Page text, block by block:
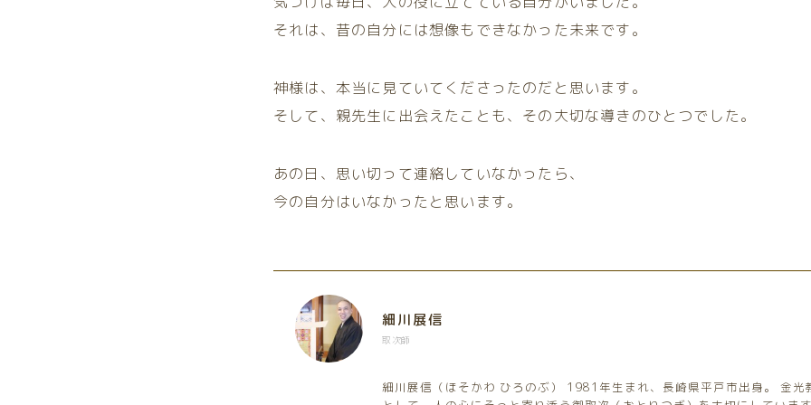
それは、昔の自分には想像もできなかった未来です。
神様は、本当に見ていてくださったのだと思います。
そして、親先生に出会えたことも、その大切な導きのひとつでした。
あの日、思い切って連絡していなかったら、
今の自分はいなかったと思います。
細川展信
取次師
細川展信（ほそかわ ひろのぶ） 1981年生まれ、長崎県平戸市出身。 金光